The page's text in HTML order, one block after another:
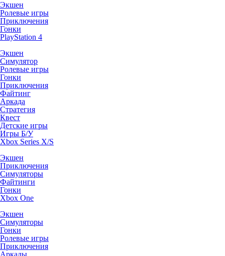
Экшен
Ролевые игры
Приключения
Гонки
PlayStation 4
Экшен
Симулятор
Ролевые игры
Гонки
Приключения
Файтинг
Аркада
Стратегия
Квест
Детские игры
Игры Б/У
Xbox Series X/S
Экшен
Приключения
Симуляторы
Файтинги
Гонки
Xbox One
Экшен
Симуляторы
Гонки
Ролевые игры
Приключения
Аркады